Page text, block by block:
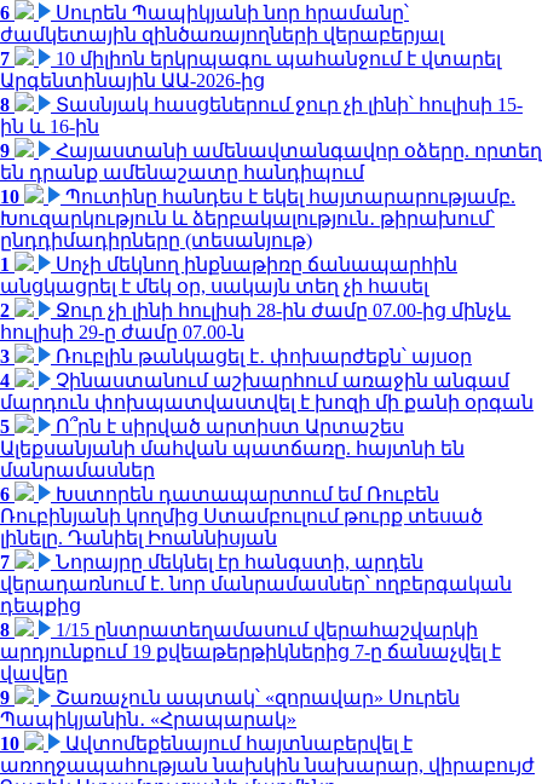
6
Սուրեն Պապիկյանի նոր հրամանը՝
ժամկետային զինծառայողների վերաբերյալ
7
10 միլիոն երկրպագու պահանջում է վտարել
Արգենտինային ԱԱ-2026-ից
8
Տասնյակ հասցեներում ջուր չի լինի՝ հուլիսի 15-
ին և 16-ին
9
Հայաստանի ամենավտանգավոր օձերը. որտեղ
են դրանք ամենաշատը հանդիպում
10
Պուտինը հանդես է եկել հայտարարությամբ.
Խուզարկություն և ձերբակալություն․ թիրախում՝
ընդդիմադիրները (տեսանյութ)
1
Սոչի մեկնող ինքնաթիռը ճանապարհին
անցկացրել է մեկ օր, սակայն տեղ չի հասել
2
Ջուր չի լինի հուլիսի 28-ին ժամը 07.00-ից մինչև
հուլիսի 29-ը ժամը 07.00-ն
3
Ռուբլին թանկացել է․ փոխարժեքն՝ այսօր
4
Չինաստանում աշխարհում առաջին անգամ
մարդուն փոխպատվաստվել է խոզի մի քանի օրգան
5
Ո՞րն է սիրված արտիստ Արտաշես
Ալեքսանյանի մահվան պատճառը. հայտնի են
մանրամասներ
6
Խստորեն դատապարտում եմ Ռուբեն
Ռուբինյանի կողմից Ստամբուլում թուրք տեսած
լինելը. Դանիել Իոաննիսյան
7
Նորայրը մեկնել էր հանգստի, արդեն
վերադառնում է. նոր մանրամասներ՝ ողբերգական
դեպքից
8
1/15 ընտրատեղամասում վերահաշվարկի
արդյունքում 19 քվեաթերթիկներից 7-ը ճանաչվել է
վավեր
9
Շառաչուն ապտակ՝ «զորավար» Սուրեն
Պապիկյանին․ «Հրապարակ»
10
Ավտոմեքենայում հայտնաբերվել է
առողջապահության նախկին նախարար, վիրաբույժ